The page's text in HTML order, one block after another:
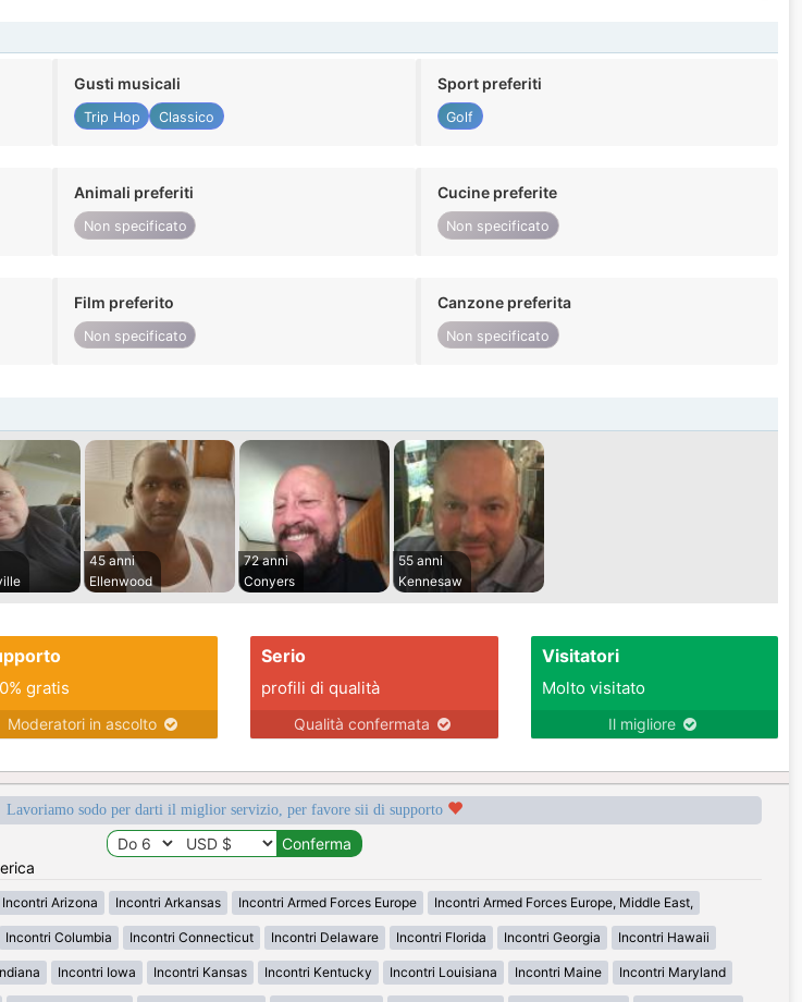
Gusti musicali
Trip Hop Classico
Sport preferiti
Golf
Animali preferiti
Non specificato
Cucine preferite
Non specificato
Film preferito
Non specificato
Canzone preferita
Non specificato
45 anni
Ellenwood
72 anni
Conyers
55 anni
Kennesaw
gratis
Moderatori in ascolto
Serio
profili di qualità
Qualità confermata
Visitatori
Molto visitato
Il migliore
Lavoriamo sodo per darti il miglior servizio, per favore sii di supporto
Incontri Arizona Incontri Arkansas Incontri Armed Forces Europe Incontri Armed Forces Europe, Middle East,
Incontri Columbia Incontri Connecticut Incontri Delaware Incontri Florida Incontri Georgia Incontri Hawaii
Incontri Iowa Incontri Kansas Incontri Kentucky Incontri Louisiana Incontri Maine Incontri Maryland